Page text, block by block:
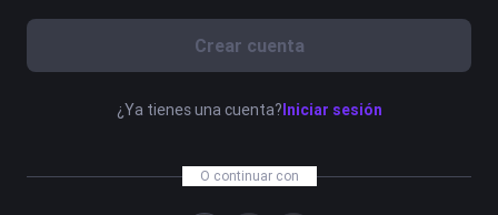
Crear cuenta
¿Ya tienes una cuenta?Iniciar sesión
O continuar con